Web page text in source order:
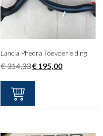
Lancia Phedra Toevoerleiding
€314,33Oorspronkelijke
€ 195,00Huidige